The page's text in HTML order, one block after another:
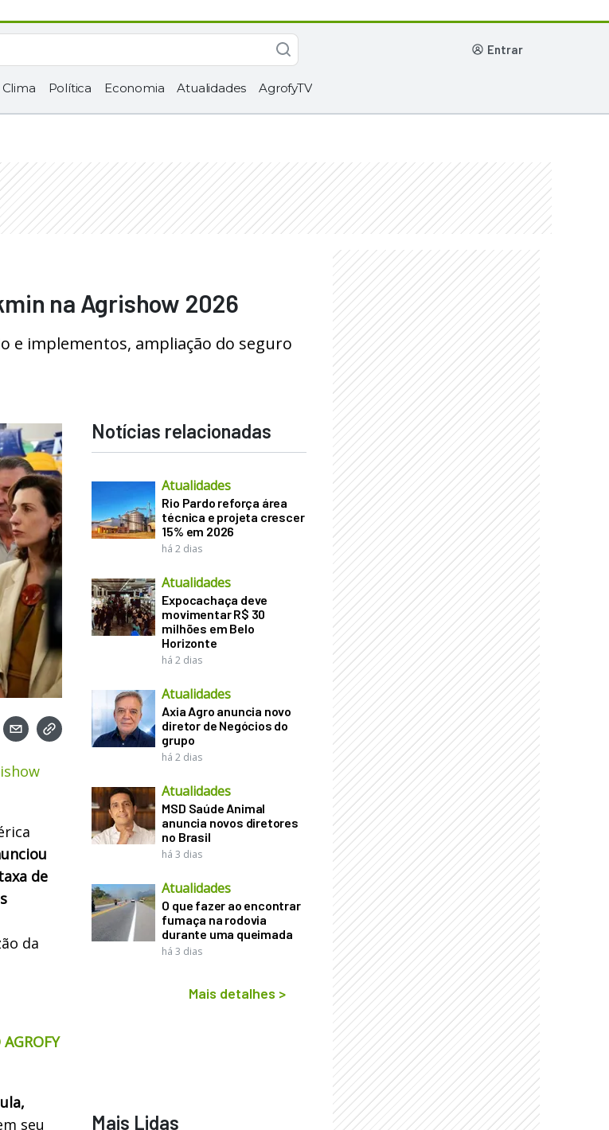
entrar
Clima Política Economia Atualidades AgrofyTV
na Agrishow 2026
e implementos, ampliação do seguro
de
da
seu
Notícias relacionadas
Atualidades
Rio Pardo reforça área
técnica e projeta crescer
15% em 2026
há 2 dias
Atualidades
Expocachaça deve
movimentar R$ 30
milhões em Belo
Horizonte
há 2 dias
Atualidades
Axia Agro anuncia novo
diretor de Negócios do
grupo
há 2 dias
Atualidades
MSD Saúde Animal
anuncia novos diretores
no Brasil
há 3 dias
Atualidades
O que fazer ao encontrar
fumaça na rodovia
durante uma queimada
há 3 dias
Mais detalhes >
Mais Lidas